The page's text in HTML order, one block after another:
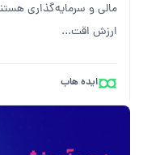
مالی و سرمایه‌گذاری
ارزش اقت...
ایده هاب